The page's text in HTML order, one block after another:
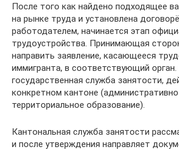
После того как найдено подходящее
на рынке труда и установлена
работодателем, начинается этап
трудоустройства. Принимающая
направить заявление, касающееся
иммигранта, в соответствующий
государственная служба занятости,
конкретном кантоне
территориальное образование).
Кантональная служба занятости
и после утверждения направляет